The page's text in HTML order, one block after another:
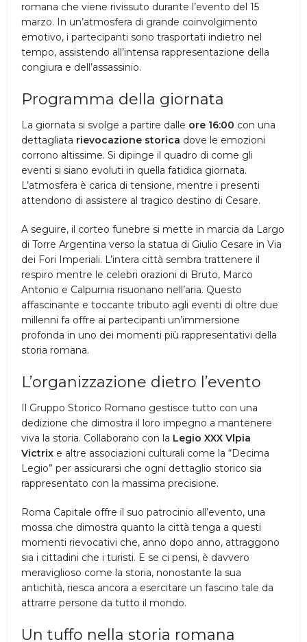
romana che viene rivissuto durante l’evento del 15
marzo. In un’atmosfera di grande coinvolgimento
emotivo, i partecipanti sono trasportati indietro nel
tempo, assistendo all’intensa rappresentazione della
congiura e dell’assassinio.
Programma della giornata
La giornata si svolge a partire dalle ore 16:00 con una
dettagliata rievocazione storica dove le emozioni
corrono altissime. Si dipinge il quadro di come gli
eventi si siano evoluti in quella fatidica giornata.
L’atmosfera è carica di tensione, mentre i presenti
attendono di assistere al tragico destino di Cesare.
A seguire, il corteo funebre si mette in marcia da Largo
di Torre Argentina verso la statua di Giulio Cesare in Via
dei Fori Imperiali. L’intera città sembra trattenere il
respiro mentre le celebri orazioni di Bruto, Marco
Antonio e Calpurnia risuonano nell’aria. Questo
affascinante e toccante tributo agli eventi di oltre due
millenni fa offre ai partecipanti un’immersione
profonda in uno dei momenti più rappresentativi della
storia romana.
L’organizzazione dietro l’evento
Il Gruppo Storico Romano gestisce tutto con una
dedizione che dimostra il loro impegno a mantenere
viva la storia. Collaborano con la Legio XXX Vlpia
Victrix e altre associazioni culturali come la “Decima
Legio” per assicurarsi che ogni dettaglio storico sia
rappresentato con la massima precisione.
Roma Capitale offre il suo patrocinio all’evento, una
mossa che dimostra quanto la città tenga a questi
momenti rievocativi che, anno dopo anno, attraggono
sia i cittadini che i turisti. E se ci pensi, è davvero
meraviglioso come la storia, nonostante la sua
antichità, riesca ancora a esercitare un fascino tale da
attrarre persone da tutto il mondo.
Un tuffo nella storia romana